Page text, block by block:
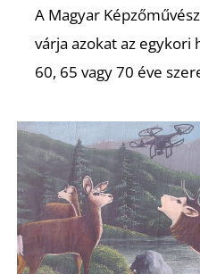
A Magyar
várja azokat az egykori
60, 65 vagy 70 éve